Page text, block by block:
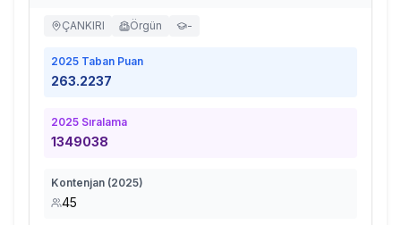
ÇANKIRI Örgün -
2025 Taban Puan
263.2237
2025 Sıralama
1349038
Kontenjan (2025)
45